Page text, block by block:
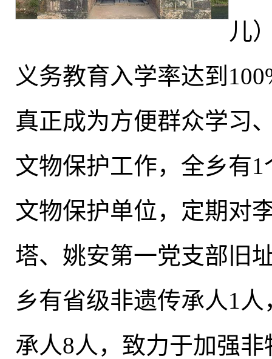
儿
义务教育入学率达到
真正成为方便群众学习
文物保护工作，全乡有
文物保护单位 ， 定期对
塔、姚安第一党支部旧
乡有省级非遗传承人1人
承人8人 ， 致力于加强